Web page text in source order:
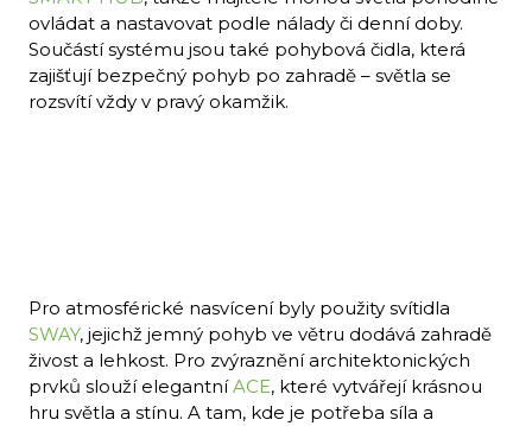
ovládat a nastavovat podle nálady či denní doby.
Součástí systému jsou také pohybová čidla, která
zajišťují bezpečný pohyb po zahradě – světla se
rozsvítí vždy v pravý okamžik.
Pro atmosférické nasvícení byly použity svítidla
SWAY, jejichž jemný pohyb ve větru dodává zahradě
živost a lehkost. Pro zvýraznění architektonických
prvků slouží elegantníACE, které vytvářejí krásnou
hru světla a stínu. A tam, kde je potřeba síla a